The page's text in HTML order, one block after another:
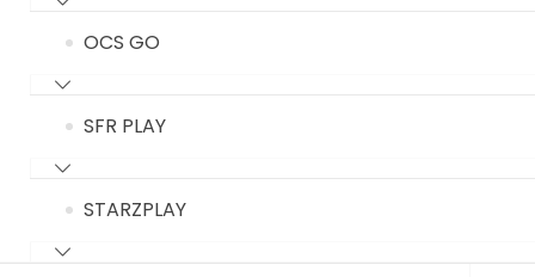
OCS GO
SFR PLAY
STARZPLAY